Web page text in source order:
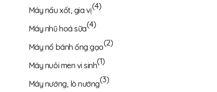
Máy nấu xốt, gia vị(4)
Máy nhũ hoá sữa(4)
Máy nổ bánh ống gạo(2)
Máy nuôi men vi sinh(1)
Máy nướng, lò nướng(3)